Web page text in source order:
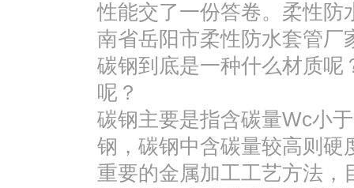
性能交了一份答卷。柔性防
南省岳阳市柔性防水套管厂
碳钢到底是一种什么材质呢
呢？
碳钢主要是指含碳量Wc小
钢，碳钢中含碳量较高则硬
重要的金属加工工艺方法，